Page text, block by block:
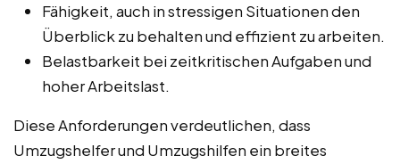
Fähigkeit, auch in stressigen Situationen den
Überblick zu behalten und effizient zu arbeiten.
Belastbarkeit bei zeitkritischen Aufgaben und
hoher Arbeitslast.
Diese Anforderungen verdeutlichen, dass
Umzugshelfer und Umzugshilfen ein breites